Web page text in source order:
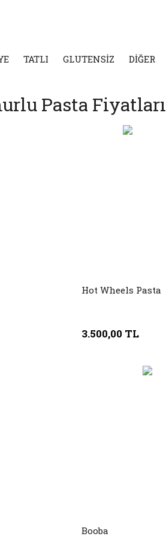
TATLI GLUTENSİZ DİĞER
Pasta Fiyatları
Hot Wheels Pasta
3.500,00 TL
Booba